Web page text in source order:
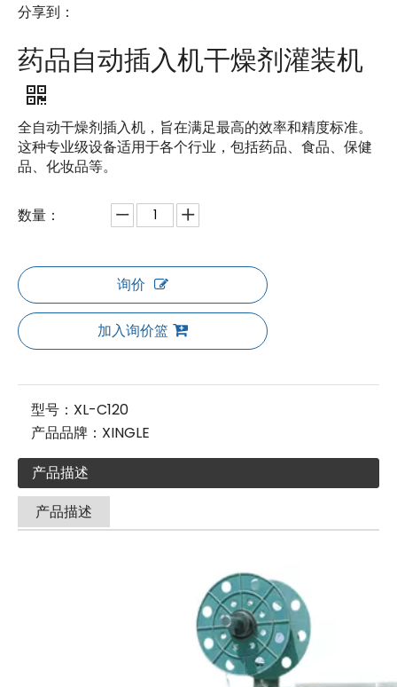
分享到：
药品自动插入机干燥剂灌装机
全自动干燥剂插入机，旨在满足最高的效率和精度标准。
这种专业级设备适用于各个行业，包括药品、食品、保健
品、化妆品等。
数量：
询价
加入询价篮
型号： XL-C120
产品品牌： XINGLE
产品描述
产品描述